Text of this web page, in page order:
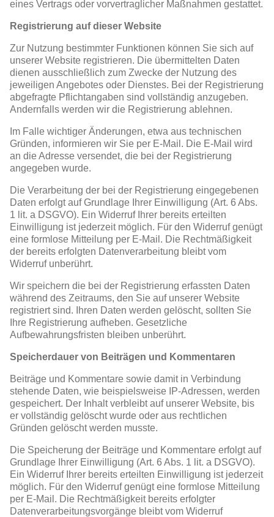
eines Vertrags oder vorvertraglicher Maßnahmen gestattet.
Registrierung auf dieser Website
Zur Nutzung bestimmter Funktionen können Sie sich auf
unserer Website registrieren. Die übermittelten Daten
dienen ausschließlich zum Zwecke der Nutzung des
jeweiligen Angebotes oder Dienstes. Bei der Registrierung
abgefragte Pflichtangaben sind vollständig anzugeben.
Andernfalls werden wir die Registrierung ablehnen.
Im Falle wichtiger Änderungen, etwa aus technischen
Gründen, informieren wir Sie per E-Mail. Die E-Mail wird
an die Adresse versendet, die bei der Registrierung
angegeben wurde.
Die Verarbeitung der bei der Registrierung eingegebenen
Daten erfolgt auf Grundlage Ihrer Einwilligung (Art. 6 Abs.
1 lit. a DSGVO). Ein Widerruf Ihrer bereits erteilten
Einwilligung ist jederzeit möglich. Für den Widerruf genügt
eine formlose Mitteilung per E-Mail. Die Rechtmäßigkeit
der bereits erfolgten Datenverarbeitung bleibt vom
Widerruf unberührt.
Wir speichern die bei der Registrierung erfassten Daten
während des Zeitraums, den Sie auf unserer Website
registriert sind. Ihren Daten werden gelöscht, sollten Sie
Ihre Registrierung aufheben. Gesetzliche
Aufbewahrungsfristen bleiben unberührt.
Speicherdauer von Beiträgen und Kommentaren
Beiträge und Kommentare sowie damit in Verbindung
stehende Daten, wie beispielsweise IP-Adressen, werden
gespeichert. Der Inhalt verbleibt auf unserer Website, bis
er vollständig gelöscht wurde oder aus rechtlichen
Gründen gelöscht werden musste.
Die Speicherung der Beiträge und Kommentare erfolgt auf
Grundlage Ihrer Einwilligung (Art. 6 Abs. 1 lit. a DSGVO).
Ein Widerruf Ihrer bereits erteilten Einwilligung ist jederzeit
möglich. Für den Widerruf genügt eine formlose Mitteilung
per E-Mail. Die Rechtmäßigkeit bereits erfolgter
Datenverarbeitungsvorgänge bleibt vom Widerruf